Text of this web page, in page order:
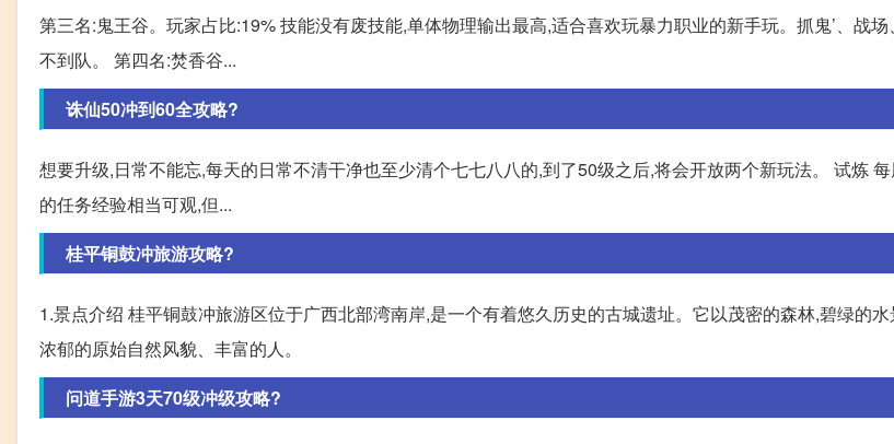
第三名:鬼王谷。玩家占比:19% 技能没有废技能,单体物理输出最高,适合喜欢玩暴力职业的新手玩。抓鬼’、战
不到队。 第四名:焚香谷...
诛仙50冲到60全攻略?
想要升级,日常不能忘,每天的日常不清干净也至少清个七七八八的,到了50级之后,将会开放两个新玩法。 试炼
的任务经验相当可观,但...
桂平铜鼓冲旅游攻略?
1.景点介绍 桂平铜鼓冲旅游区位于广西北部湾南岸,是一个有着悠久历史的古城遗址。它以茂密的森林,碧绿的
浓郁的原始自然风貌、丰富的人。
问道手游3天70级冲级攻略?